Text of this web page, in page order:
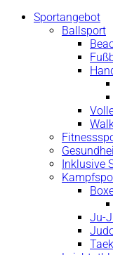
Sportangebot
Ballsport
Inklusive
Ju-